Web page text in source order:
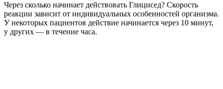
Через сколько начинает действовать Глицисед? Скорость
реакции зависит от индивидуальных особенностей организма.
У некоторых пациентов действие начинается через 10 минут,
у других — в течение часа.